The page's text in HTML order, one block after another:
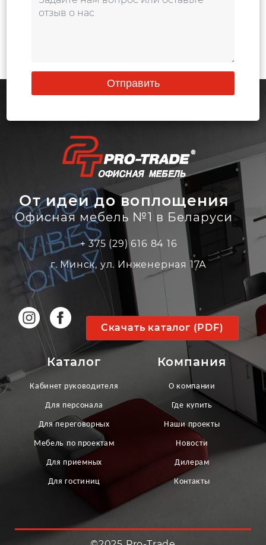
Отправить
От идеи до воплощения
Офисная мебель №1 в Беларуси
+ 375 (29) 616 84 16
г. Минск, ул. Инженерная 17А
Скачать каталог (PDF)
Каталог
Кабинет руководителя
Для персонала
Для переговорных
Мебель по проектам
Для приемных
Для гостиниц
Компания
О компании
Где купить
Наши проекты
Новости
Дилерам
Контакты